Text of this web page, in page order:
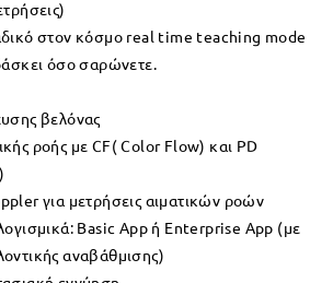
στον κόσμο real time teaching mode
όσο σαρώνετε.
βελόνας
ροής με CF( Color Flow) και PD
για μετρήσεις αιματικών ροών
Basic App ή Enterprise App (με
αναβάθμισης)